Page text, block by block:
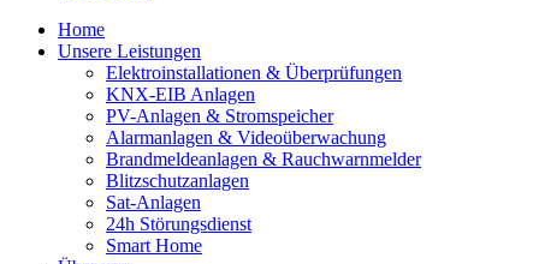
Home
Unsere Leistungen
Elektroinstallationen & Überprüfungen
KNX-EIB Anlagen
PV-Anlagen & Stromspeicher
Alarmanlagen & Videoüberwachung
Brandmeldeanlagen & Rauchwarnmelder
Blitzschutzanlagen
Sat-Anlagen
24h Störungsdienst
Smart Home